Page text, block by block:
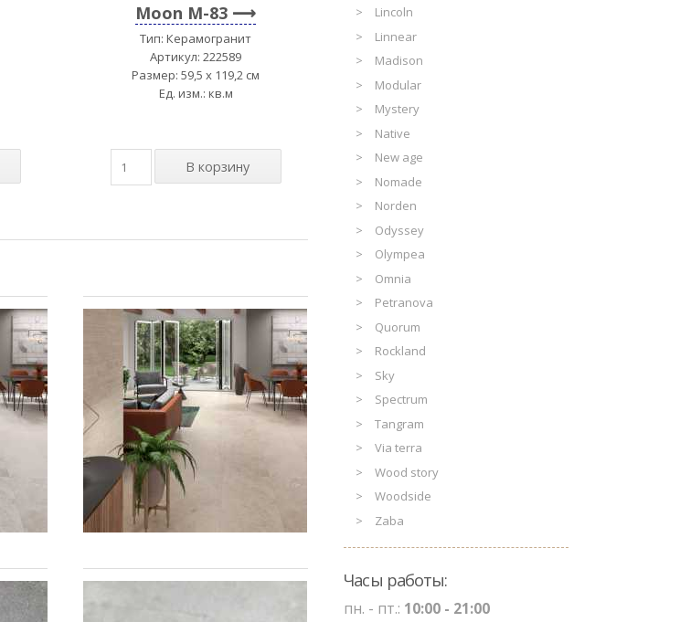
Moon M-83
Тип: Керамогранит
Артикул: 222589
Размер: 59,5 x 119,2 см
Ед. изм.: кв.м
Lincoln
Linnear
Madison
Modular
Mystery
Native
New age
Nomade
Norden
Odyssey
Olympea
Omnia
Petranova
Quorum
Rockland
Sky
Spectrum
Tangram
Via terra
Wood story
Woodside
Zaba
Часы работы:
пн. - пт.: 10:00 - 21:00